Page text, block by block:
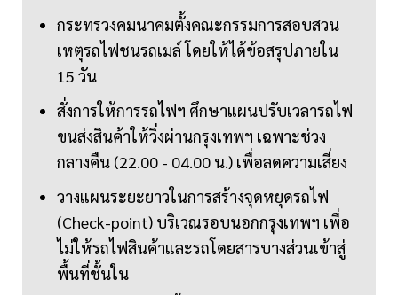
กระทรวงคมนาคมตั้งคณะกรรมการสอบสวน
เหตุรถไฟชนรถเมล์ โดยให้ได้ข้อสรุปภายใน
15 วัน
สั่งการให้การรถไฟฯ ศึกษาแผนปรับเวลารถไฟ
ขนส่งสินค้าให้วิ่งผ่านกรุงเทพฯ เฉพาะช่วง
กลางคืน (22.00 - 04.00 น.) เพื่อลดความเสี่ยง
วางแผนระยะยาวในการสร้างจุดหยุดรถไฟ
(Check-point) บริเวณรอบนอกกรุงเทพฯ เพื่อ
ไม่ให้รถไฟสินค้าและรถโดยสารบางส่วนเข้าสู่
พื้นที่ชั้นใน